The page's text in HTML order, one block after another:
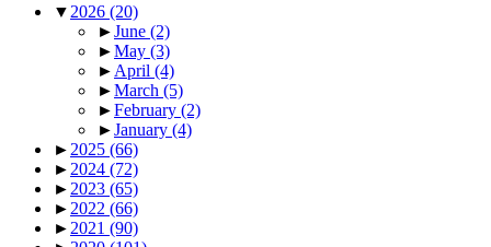
▼ 2026 (20)
►June (2)
►May (3)
► April (4)
►March (5)
►February (2)
►January (4)
► 2025 (66)
► 2024 (72)
► 2023 (65)
► 2022 (66)
► 2021 (90)